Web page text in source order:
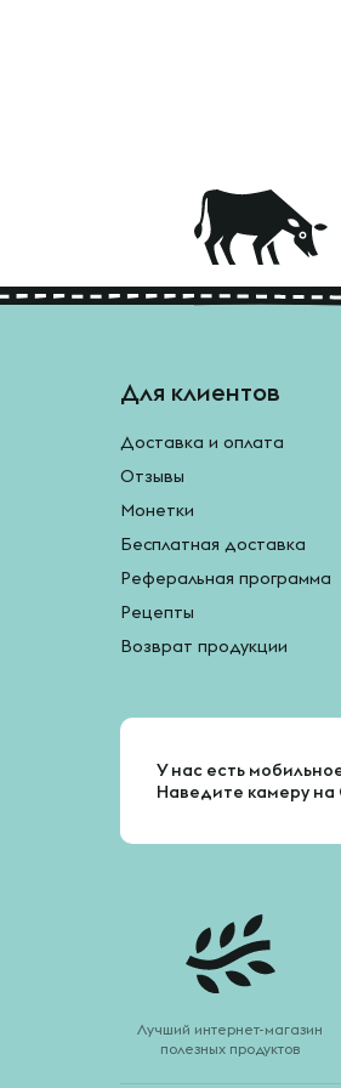
Для клиентов
Доставка и оплата
Отзывы
Монетки
Бесплатная доставка
Реферальная программа
Рецепты
Возврат продукции
У нас есть
Наведите камеру на
Лучший интернет-магазин
полезных продуктов